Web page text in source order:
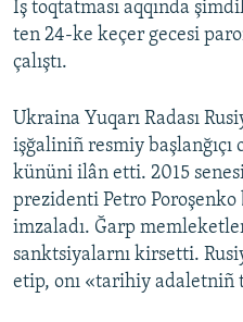
İş toqtatması aqqında
ten 24-ke keçer gecesi
çalıştı.
Ukraina Yuqarı Radası
işğaliniñ resmiy başlanğıçı
kününi ilân etti. 2015
prezidenti Petro Poroşenko
imzaladı. Ğarp
sanktsiyalarnı kirsetti.
etip, onı «tarihiy adaletniñ